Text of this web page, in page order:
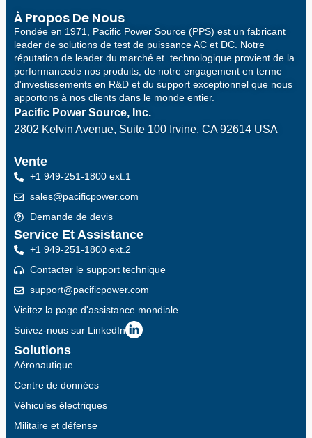
À Propos De Nous
Fondée en 1971, Pacific Power Source (PPS) est un fabricant
leader de solutions de test de puissance AC et DC. Notre
réputation de leader du marché et technologique provient de la
performancede nos produits, de notre engagement en terme
d'investissements en R&D et du support exceptionnel que nous
apportons à nos clients dans le monde entier.
Pacific Power Source, Inc.
2802 Kelvin Avenue, Suite 100 Irvine, CA 92614 USA
Solutions
Aéronautique
Centre de données
Véhicules électriques
Militaire et défense
Vente
+1 949-251-1800 ext.1
sales@pacificpower.com
Demande de devis
Service Et Assistance
+1 949-251-1800 ext.2
Contacter le support technique
support@pacificpower.com
Visitez la page d'assistance mondiale
Suivez-nous sur LinkedIn